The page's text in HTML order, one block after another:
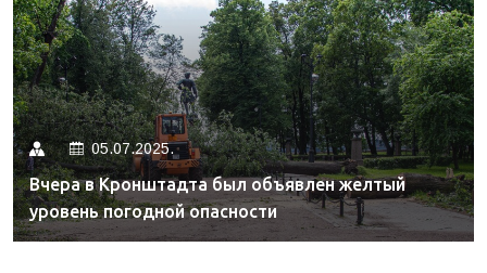
05.07.2025.
Вчера в Кронштадта был объявлен желтый
уровень погодной опасности